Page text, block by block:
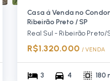
Casa á Venda no
Ribeirão Preto / SP
Real Sul - Ribeirão Preto/
R$1.320.000 / VENDA
3 4 180